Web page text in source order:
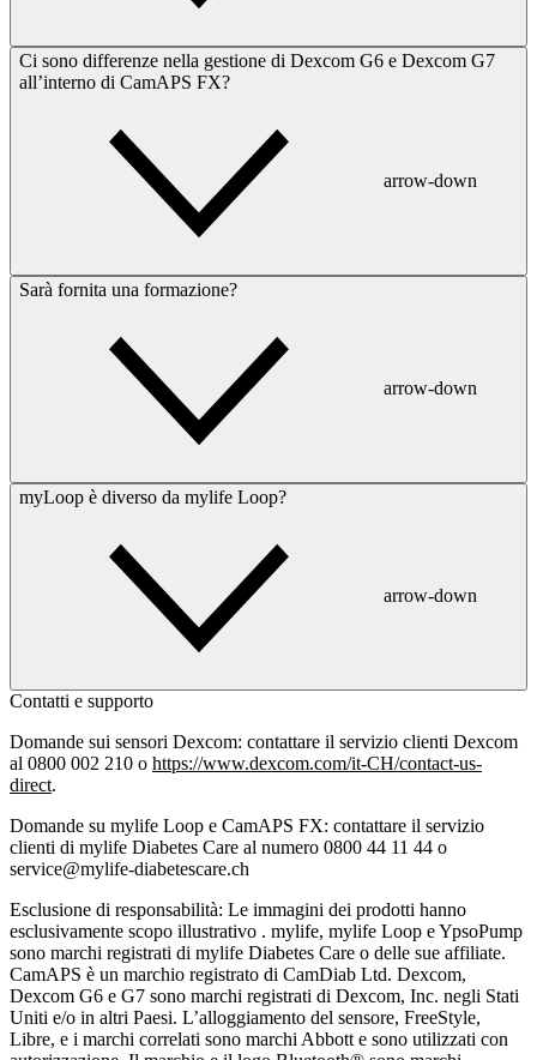
Ci sono differenze nella gestione di Dexcom G6 e Dexcom G7
all’interno di CamAPS FX?
arrow-down
Sarà fornita una formazione?
arrow-down
myLoop è diverso da mylife Loop?
arrow-down
Contatti e supporto
Domande sui sensori Dexcom: contattare il servizio clienti Dexcom
al 0800 002 210 o https://www.dexcom.com/it-CH/contact-us-
direct.
Domande su mylife Loop e CamAPS FX: contattare il servizio
clienti di mylife Diabetes Care al numero 0800 44 11 44 o
service@mylife-diabetescare.ch
Esclusione di responsabilità: Le immagini dei prodotti hanno
esclusivamente scopo illustrativo . mylife, mylife Loop e YpsoPump
sono marchi registrati di mylife Diabetes Care o delle sue affiliate.
CamAPS è un marchio registrato di CamDiab Ltd. Dexcom,
Dexcom G6 e G7 sono marchi registrati di Dexcom, Inc. negli Stati
Uniti e/o in altri Paesi. L’alloggiamento del sensore, FreeStyle,
Libre, e i marchi correlati sono marchi Abbott e sono utilizzati con